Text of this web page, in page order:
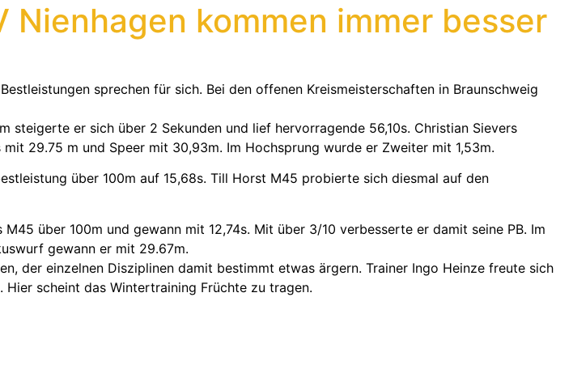
kommen immer besser
sprechen für sich. Bei den offenen Kreismeisterschaften in Braunschweig
er sich über 2 Sekunden und lief hervorragende 56,10s. Christian Sievers
29.75 m und Speer mit 30,93m. Im Hochsprung wurde er Zweiter mit 1,53m.
über 100m auf 15,68s. Till Horst M45 probierte sich diesmal auf den
über 100m und gewann mit 12,74s. Mit über 3/10 verbesserte er damit seine PB. Im
gewann er mit 29.67m.
der einzelnen Disziplinen damit bestimmt etwas ärgern. Trainer Ingo Heinze freute sich
scheint das Wintertraining Früchte zu tragen.